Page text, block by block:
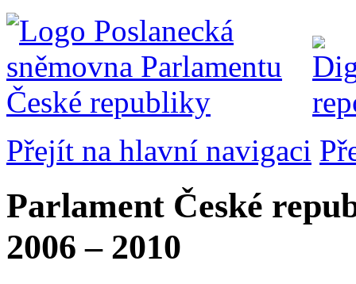
Přejít na hlavní navigaci
Parlament České
2006 – 2010